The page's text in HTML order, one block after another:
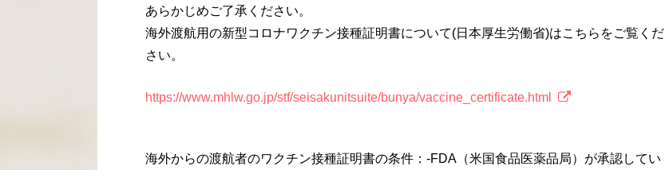
あらかじめご了承ください。
海外渡航用の新型コロナワクチン接種証明書について(日本厚生労働省)はこちらをご覧くだ
さい。
https://www.mhlw.go.jp/stf/seisakunitsuite/bunya/vaccine_certificate.html
海外からの渡航者のワクチン接種証明書の条件：-FDA（米国食品医薬品局）が承認してい